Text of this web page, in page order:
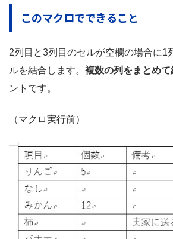
このマクロでできること
2列目と3列目のセルが空欄の場合に1
ルを結合します。 複数の列をまとめて
ントです。
（マクロ実行前）